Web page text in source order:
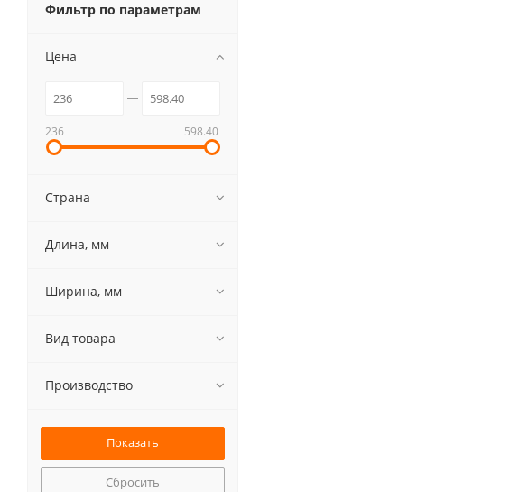
Фильтр по параметрам
Цена
236 598.40
Страна
Длина, мм
Ширина, мм
Вид товара
Производство
Сбросить